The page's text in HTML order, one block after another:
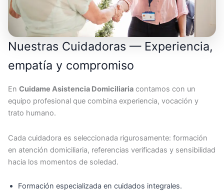
Nuestras Cuidadoras — Experiencia,
empatía y compromiso
En Cuidame Asistencia Domiciliaria contamos con un
equipo profesional que combina experiencia, vocación y
trato humano.
Cada cuidadora es seleccionada rigurosamente: formación
en atención domiciliaria, referencias verificadas y sensibilidad
hacia los momentos de soledad.
Formación especializada en cuidados integrales.